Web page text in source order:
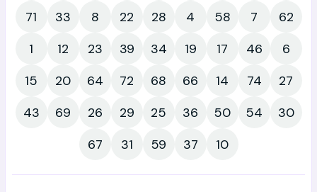
71
33 8 22 28 4 58 7
62
1
12 23 39 34 19 17 46
6
15
20 64 72 68 66 14 74
27
43
69 26 29 25 36 50 54
30
67
31 59 37 10